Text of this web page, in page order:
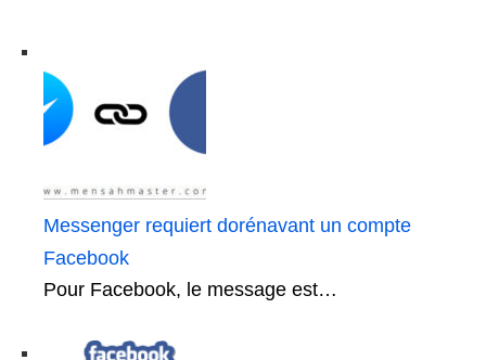
Messenger requiert dorénavant un compte
Facebook
Pour Facebook, le message est…